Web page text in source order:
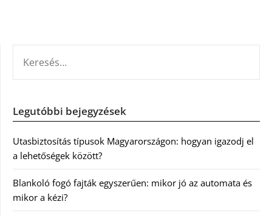
Legutóbbi bejegyzések
Utasbiztosítás típusok Magyarországon: hogyan igazodj el
a lehetőségek között?
Blankoló fogó fajták egyszerűen: mikor jó az automata és
mikor a kézi?